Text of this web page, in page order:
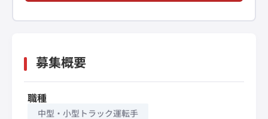
募集概要
職種
中型・小型トラック運転手